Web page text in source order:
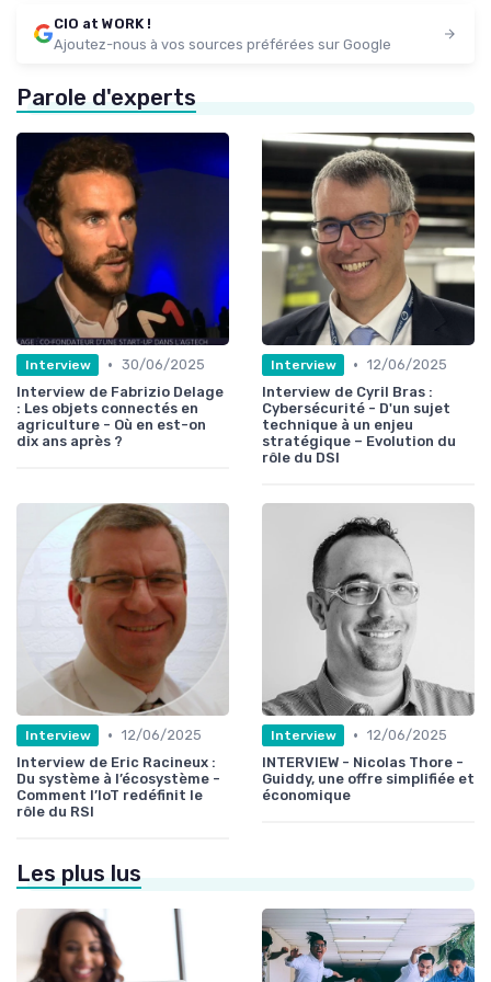
CIO at WORK !
Ajoutez-nous à vos sources préférées sur Google
Parole d'experts
Interview • 30/06/2025
Interview de Fabrizio Delage
: Les objets connectés en
agriculture - Où en est-on
dix ans après ?
Interview • 12/06/2025
Interview de Cyril Bras :
Cybersécurité - D'un sujet
technique à un enjeu
stratégique – Evolution du
rôle du DSI
Interview • 12/06/2025
Interview de Eric Racineux :
Du système à l’écosystème -
Comment l’IoT redéfinit le
rôle du RSI
Interview • 12/06/2025
INTERVIEW - Nicolas Thore -
Guiddy, une offre simplifiée et
économique
Les plus lus